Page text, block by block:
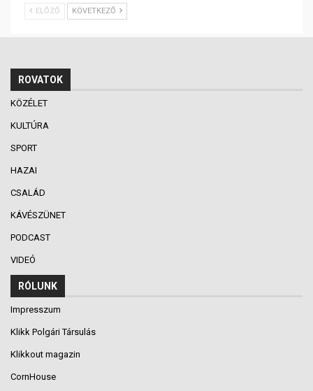
ELŐZŐ KÖVETKEZŐ
ROVATOK
KÖZÉLET
KULTÚRA
SPORT
HAZAI
CSALÁD
KÁVÉSZÜNET
PODCAST
VIDEÓ
RÓLUNK
Impresszum
Klikk Polgári Társulás
Klikkout magazin
CornHouse